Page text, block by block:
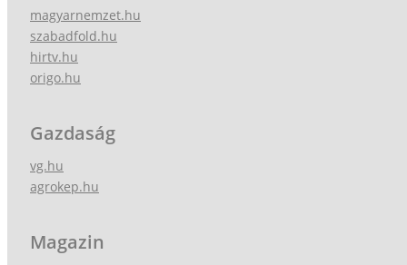
magyarnemzet.hu
szabadfold.hu
hirtv.hu
origo.hu
Gazdaság
vg.hu
agrokep.hu
Magazin